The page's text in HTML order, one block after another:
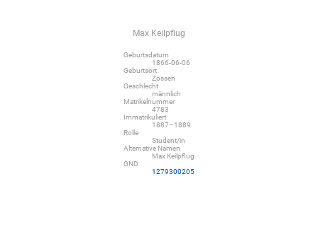
Max Keilpflug
Geburtsdatum
1866-06-06
Geburtsort
Zossen
Geschlecht
männlich
Matrikelnummer
4783
Immatrikuliert
1887–1889
Rolle
Student/in
Alternative Namen
Max Keilpflug
GND
1279300205